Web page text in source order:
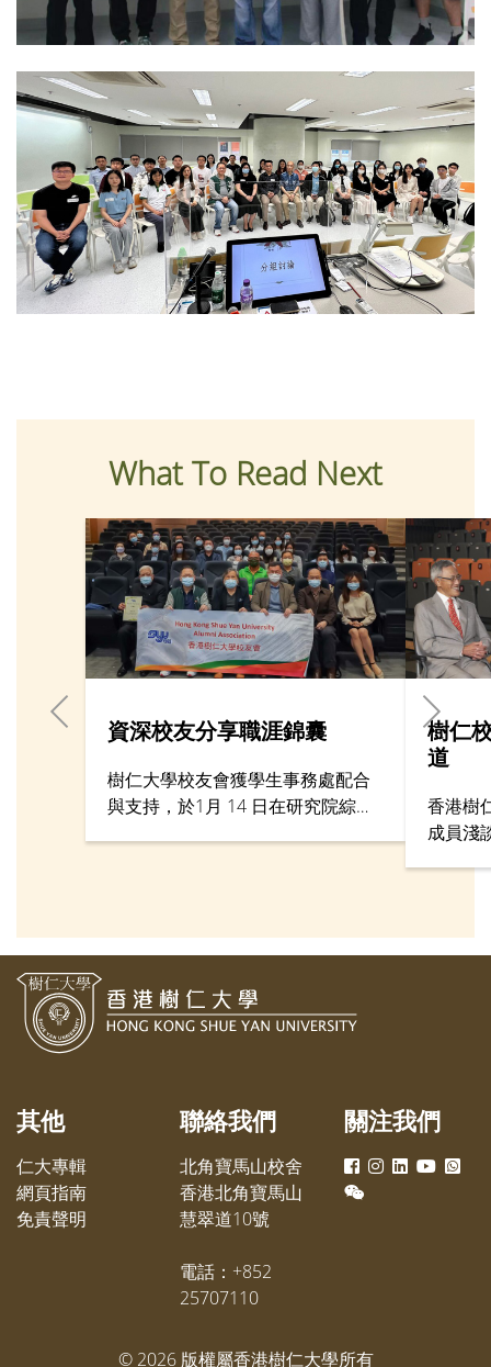
What To Read Next
資深校友分享職涯錦囊
樹仁大學校友會獲學生事務處配合
與支持，於1月 14 日在研究院綜合
規劃。
樹仁
道
香港樹
成員淺
其他
仁大專輯
網頁指南
免責聲明
聯絡我們
北角寶馬山校舍
香港北角寶馬山
慧翠道10號
電話：+852
25707110
關注我們
© 2026版權屬香港樹仁大學所有